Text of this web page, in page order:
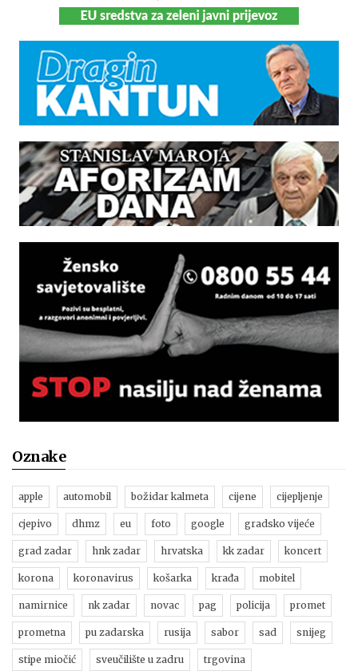
Oznake
apple automobil božidar kalmeta cijene cijepljenje
cjepivo dhmz eu foto google gradsko vijeće
grad zadar hnk zadar hrvatska kk zadar koncert
korona koronavirus košarka krađa mobitel
namirnice nk zadar novac pag policija promet
prometna pu zadarska rusija sabor sad snijeg
stipe miočić sveučilište u zadru trgovina